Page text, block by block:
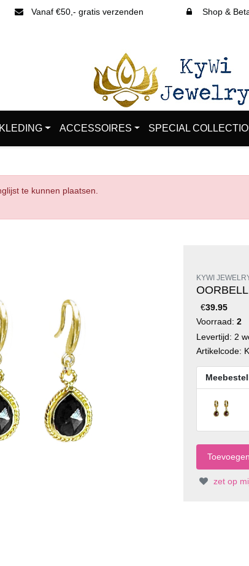
Vanaf €50,- gratis verzenden Shop &
ACCESSOIRES SPECIAL
te kunnen plaatsen.
KYWI
€39.95
Voorraad: 2
Levertijd: 2
Artikelcode:
zet op